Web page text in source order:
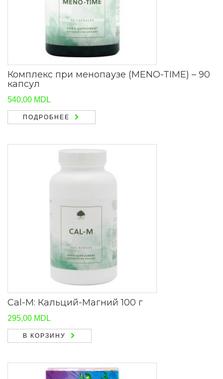
Комплекс при менопаузе (MENO-TIME) – 90
капсул
540,00 MDL
ПОДРОБНЕЕ
Cal-M: Кальций-Магний 100 г
295,00 MDL
В КОРЗИНУ